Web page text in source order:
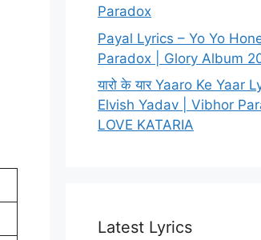
Paradox
Payal Lyrics – Yo Yo
Paradox | Glory Album
यारो के यार Yaaro Ke Yaar
Elvish Yadav | Vibhor
LOVE KATARIA
Latest Lyrics